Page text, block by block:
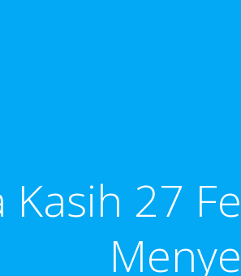
Kasih 27